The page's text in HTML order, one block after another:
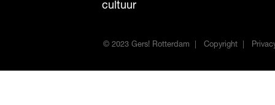
cultuur
© 2023 Gers! Rotterdam Copyright